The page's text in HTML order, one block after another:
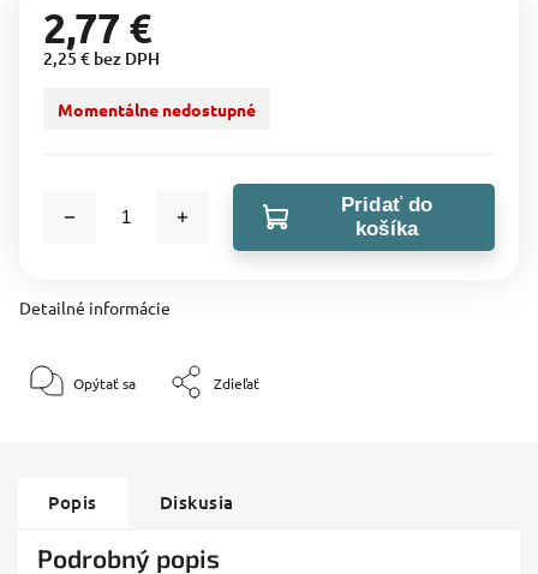
2,77 €
2,25 € bez DPH
Momentálne nedostupné
Pridať do
košíka
Detailné informácie
Opýtať sa Zdieľať
Popis Diskusia
Podrobný popis